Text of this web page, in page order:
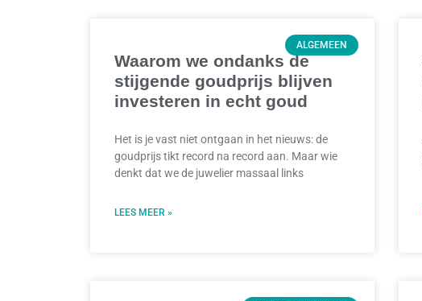
ALGEMEEN
Waarom we ondanks de
stijgende goudprijs blijven
investeren in echt goud
Het is je vast niet ontgaan in het nieuws: de
goudprijs tikt record na record aan. Maar wie
denkt dat we de juwelier massaal links
LEES MEER »